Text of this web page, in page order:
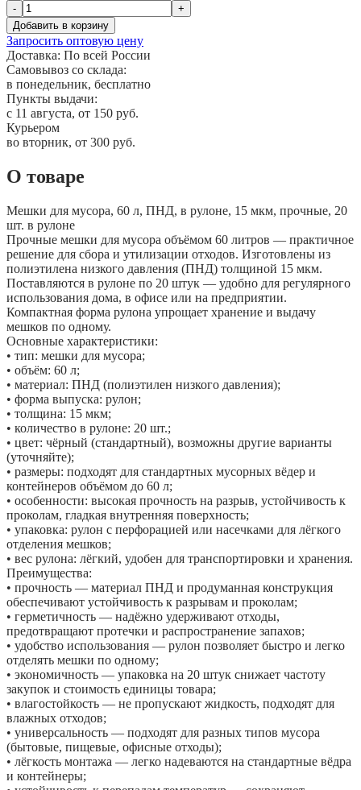
-
+
Добавить в корзину
Запросить оптовую цену
Доставка: По всей России
Самовывоз со склада:
в понедельник, бесплатно
Пункты выдачи:
c 11 августа, от 150 руб.
Курьером
во вторник, от 300 руб.
О товаре
Мешки для мусора, 60 л, ПНД, в рулоне, 15 мкм, прочные, 20
шт. в рулоне
Прочные мешки для мусора объёмом 60 литров — практичное
решение для сбора и утилизации отходов. Изготовлены из
полиэтилена низкого давления (ПНД) толщиной 15 мкм.
Поставляются в рулоне по 20 штук — удобно для регулярного
использования дома, в офисе или на предприятии.
Компактная форма рулона упрощает хранение и выдачу
мешков по одному.
Основные характеристики:
• тип: мешки для мусора;
• объём: 60 л;
• материал: ПНД (полиэтилен низкого давления);
• форма выпуска: рулон;
• толщина: 15 мкм;
• количество в рулоне: 20 шт.;
• цвет: чёрный (стандартный), возможны другие варианты
(уточняйте);
• размеры: подходят для стандартных мусорных вёдер и
контейнеров объёмом до 60 л;
• особенности: высокая прочность на разрыв, устойчивость к
проколам, гладкая внутренняя поверхность;
• упаковка: рулон с перфорацией или насечками для лёгкого
отделения мешков;
• вес рулона: лёгкий, удобен для транспортировки и хранения.
Преимущества:
• прочность — материал ПНД и продуманная конструкция
обеспечивают устойчивость к разрывам и проколам;
• герметичность — надёжно удерживают отходы,
предотвращают протечки и распространение запахов;
• удобство использования — рулон позволяет быстро и легко
отделять мешки по одному;
• экономичность — упаковка на 20 штук снижает частоту
закупок и стоимость единицы товара;
• влагостойкость — не пропускают жидкость, подходят для
влажных отходов;
• универсальность — подходят для разных типов мусора
(бытовые, пищевые, офисные отходы);
• лёгкость монтажа — легко надеваются на стандартные вёдра
и контейнеры;